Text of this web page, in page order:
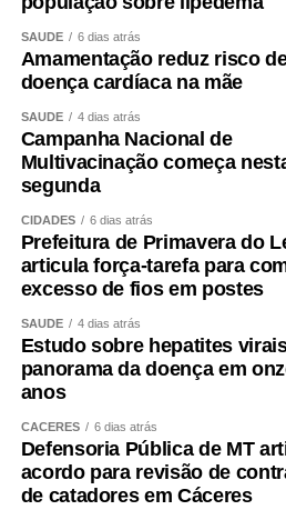
SAÚDE 6 dias atrás
Amamentação reduz risco
doença cardíaca na mãe
SAÚDE 4 dias atrás
Campanha Nacional de
Multivacinação começa
segunda
CIDADES 6 dias atrás
Prefeitura de Primavera do
articula força-tarefa para
excesso de fios em postes
SAÚDE 4 dias atrás
Estudo sobre hepatites
panorama da doença em
anos
CÁCERES 6 dias atrás
Defensoria Pública de MT
acordo para revisão de
de catadores em Cáceres